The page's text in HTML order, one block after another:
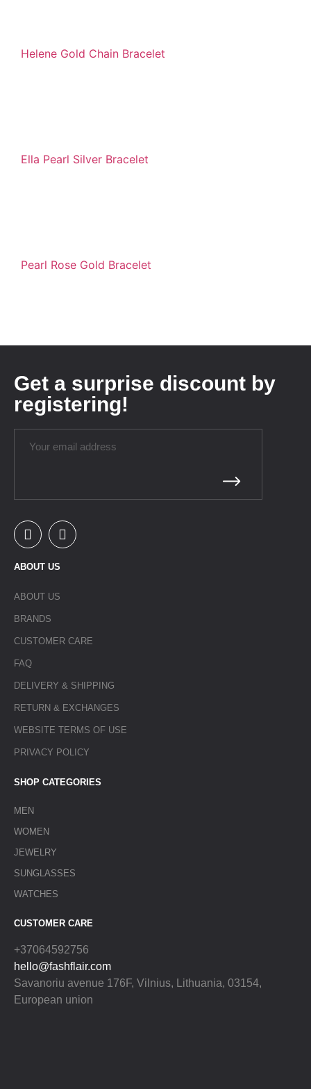
Helene Gold Chain Bracelet
Ella Pearl Silver Bracelet
Pearl Rose Gold Bracelet
Get a surprise discount by
registering!
ABOUT US
ABOUT US
BRANDS
CUSTOMER CARE
FAQ
DELIVERY & SHIPPING
RETURN & EXCHANGES
WEBSITE TERMS OF USE
PRIVACY POLICY
SHOP CATEGORIES
MEN
WOMEN
JEWELRY
SUNGLASSES
WATCHES
CUSTOMER CARE
+37064592756
hello@fashflair.com
Savanoriu avenue 176F, Vilnius, Lithuania, 03154,
European union